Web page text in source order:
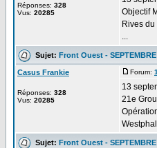
Réponses: 328
Vus: 20285
Objectif
Rives
...
Sujet: Front Ouest - SEPTEMBRE
Casus Frankie
Réponses: 328
Vus: 20285
Forum:
13
21e
Sujet: Front Ouest - SEPTEMBRE